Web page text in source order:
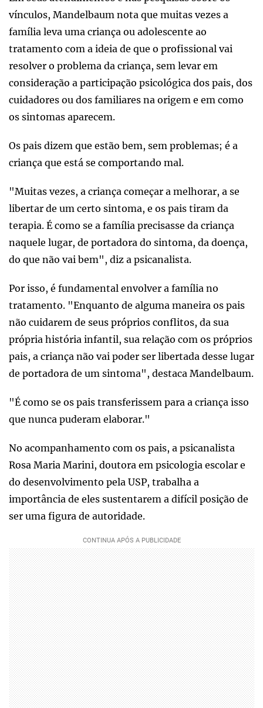
vínculos, Mandelbaum nota que muitas vezes a
família leva uma criança ou adolescente ao
tratamento com a ideia de que o profissional vai
resolver o problema da criança, sem levar em
consideração a participação psicológica dos pais, dos
cuidadores ou dos familiares na origem e em como
os sintomas aparecem.
Os pais dizem que estão bem, sem problemas; é a
criança que está se comportando mal.
"Muitas vezes, a criança começar a melhorar, a se
libertar de um certo sintoma, e os pais tiram da
terapia. É como se a família precisasse da criança
naquele lugar, de portadora do sintoma, da doença,
do que não vai bem", diz a psicanalista.
Por isso, é fundamental envolver a família no
tratamento. "Enquanto de alguma maneira os pais
não cuidarem de seus próprios conflitos, da sua
própria história infantil, sua relação com os próprios
pais, a criança não vai poder ser libertada desse lugar
de portadora de um sintoma", destaca Mandelbaum.
"É como se os pais transferissem para a criança isso
que nunca puderam elaborar."
No acompanhamento com os pais, a psicanalista
Rosa Maria Marini, doutora em psicologia escolar e
do desenvolvimento pela USP, trabalha a
importância de eles sustentarem a difícil posição de
ser uma figura de autoridade.